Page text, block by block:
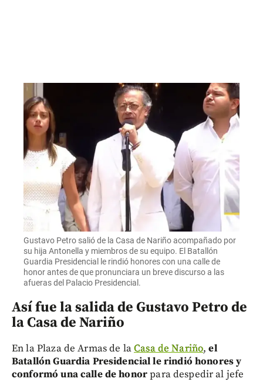
Gustavo Petro salió de la Casa de Nariño acompañado por
su hija Antonella y miembros de su equipo. El Batallón
Guardia Presidencial le rindió honores con una calle de
honor antes de que pronunciara un breve discurso a las
afueras del Palacio Presidencial.
Así fue la salida de Gustavo Petro de
la Casa de Nariño
En la Plaza de Armas de laCasa de Nariño, el
Batallón Guardia Presidencial le rindió honores y
conformó una calle de honorpara despedir al jefe